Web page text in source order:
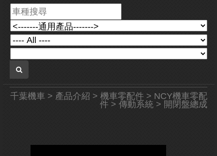
千葉機車 > 產品介紹 > 機車零配件 > NCY機車零配
件 > 傳動系統> 開閉盤總成